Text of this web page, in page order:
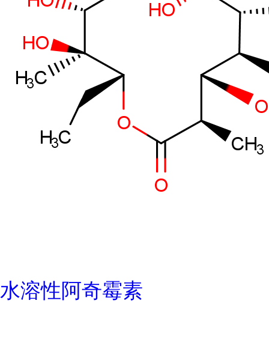
水溶性阿奇霉素